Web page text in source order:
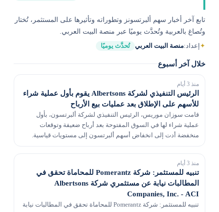
تابع آخر أخبار سهم ألبرتسونز وتطوراته وتأثيرها على المستثمر، تُختار
وتُصاغ بالعربية وتُحدَّث يوميًا عبر منصة البيت العربي.
✦إعداد: منصة البيت العربي تُحدَّث يوميًا
خلال آخر أسبوع
منذ 3 أيام
الرئيس التنفيذي لشركة Albertsons يقوم بأول عملية شراء
للأسهم على الإطلاق بعد عمليات بيع الأرباح
قامت سوزان موريس، الرئيس التنفيذي لشركة ألبرتسون، بأول
عملية شراء لها في السوق المفتوحة بعد أرباح ضعيفة وتوقعات
منخفضة أدت إلى انخفاض أسهم ألبرتسون إلى مستويات قياسية.
منذ 3 أيام
تنبيه للمستثمر: شركة Pomerantz للمحاماة تحقق في
المطالبات نيابة عن مستثمري شركة Albertsons
Companies, Inc. - ACI
تنبيه للمستثمر: شركة Pomerantz للمحاماة تحقق في المطالبات نيابة